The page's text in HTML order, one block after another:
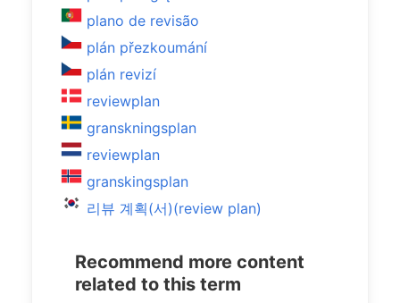
plano de revisão
plán přezkoumání
plán revizí
reviewplan
granskningsplan
reviewplan
granskingsplan
리뷰 계획(서)(review plan)
Recommend more content
related to this term